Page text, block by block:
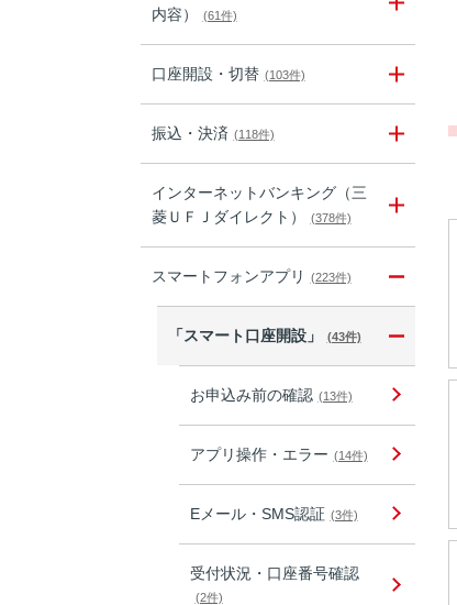
内容）
(61件)
口座開設・切替 (103件)
振込・決済 (118件)
インターネットバンキング（三
菱ＵＦＪダイレクト）
(378件)
スマートフォンアプリ (223件)
「スマート口座開設」 (43件)
お申込み前の確認 (13件)
アプリ操作・エラー (14件)
Eメール・SMS認証 (3件)
受付状況・口座番号確認
(2件)